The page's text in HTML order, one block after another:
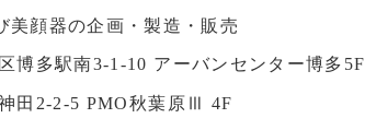
美顔器の企画・製造・販売
博多駅南3-1-10 アーバンセンター博多5F
田2-2-5 PMO秋葉原Ⅲ 4F